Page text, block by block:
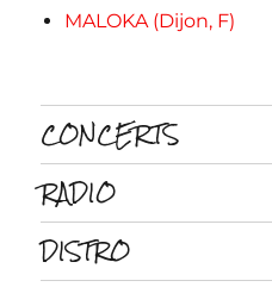
MALOKA (Dijon, F)
CONCERTS
RADIO
DISTRO